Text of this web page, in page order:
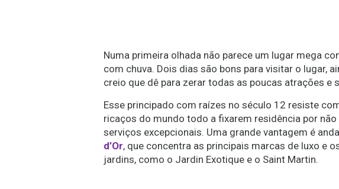
Numa primeira olhada não parece um lugar mega
com chuva. Dois dias são bons para visitar o lugar,
creio que dê para zerar todas as poucas atrações e
Esse principado com raízes no século 12 resiste
ricaços do mundo todo a fixarem residência por
serviços excepcionais. Uma grande vantagem é
d’Or, que concentra as principais marcas de luxo e
jardins, como o Jardin Exotique e o Saint Martin.